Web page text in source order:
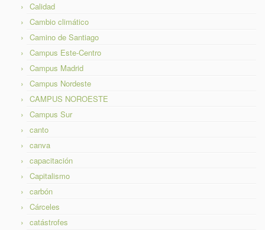
Calidad
Cambio climático
Camino de Santiago
Campus Este-Centro
Campus Madrid
Campus Nordeste
CAMPUS NOROESTE
Campus Sur
canto
canva
capacitación
Capitalismo
carbón
Cárceles
catástrofes